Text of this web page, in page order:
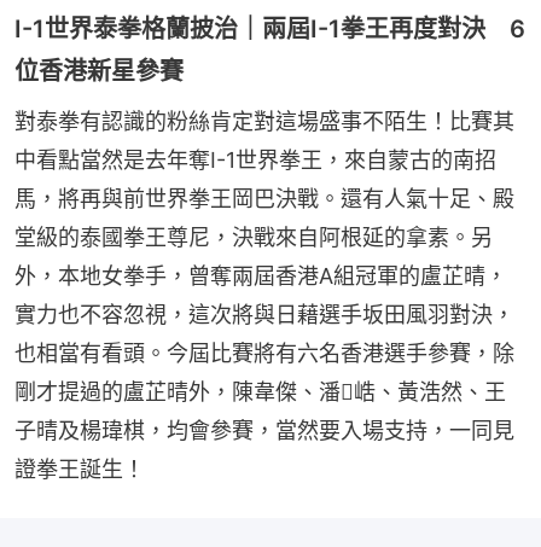
I-1世界泰拳格蘭披治｜兩屆I-1拳王再度對決 6
位香港新星參賽
對泰拳有認識的粉絲肯定對這場盛事不陌生！比賽其
中看點當然是去年奪I-1世界拳王，來自蒙古的南招
馬，將再與前世界拳王岡巴決戰。還有人氣十足、殿
堂級的泰國拳王尊尼，決戰來自阿根延的拿素。另
外，本地女拳手，曾奪兩屆香港A組冠軍的盧芷晴，
實力也不容忽視，這次將與日藉選手坂田風羽對決，
也相當有看頭。今屆比賽將有六名香港選手參賽，除
剛才提過的盧芷晴外，陳韋傑、潘𦳵峼、黃浩然、王
子晴及楊瑋棋，均會參賽，當然要入場支持，一同見
證拳王誕生！